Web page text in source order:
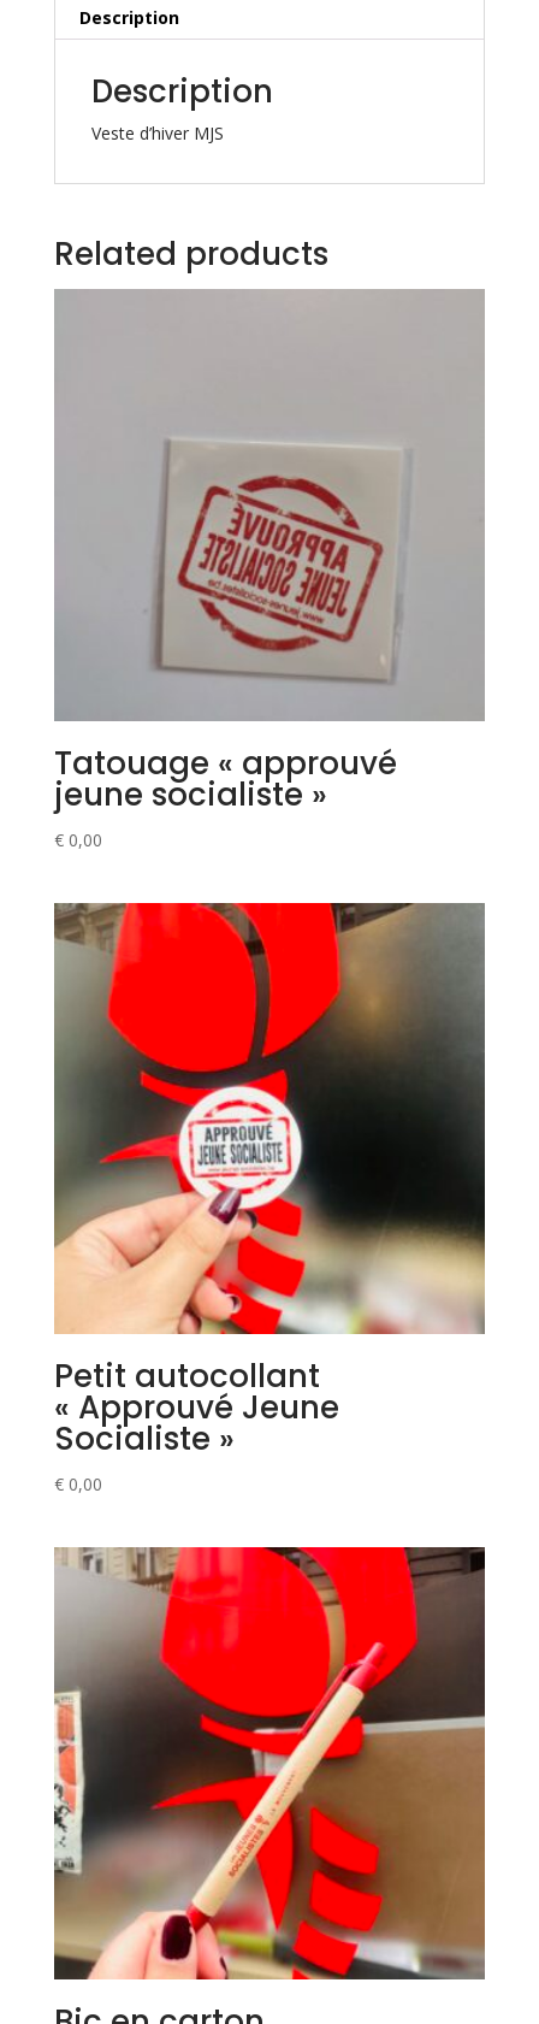
Description
Description
Veste d’hiver MJS
Related products
Tatouage « approuvé
jeune socialiste »
€0,00
Petit autocollant
« Approuvé Jeune
Socialiste »
€0,00